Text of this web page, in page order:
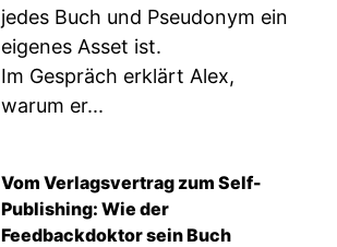
jedes Buch und Pseudonym ein
eigenes Asset ist.
Im Gespräch erklärt Alex,
warum er...
Vom Verlagsvertrag zum Self-
Publishing: Wie der
Feedbackdoktor sein Buch